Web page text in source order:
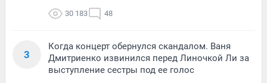
30 183 48
3
Когда концерт обернулся скандалом. Ваня
Дмитриенко извинился перед Линочкой Ли за
выступление сестры под ее голос